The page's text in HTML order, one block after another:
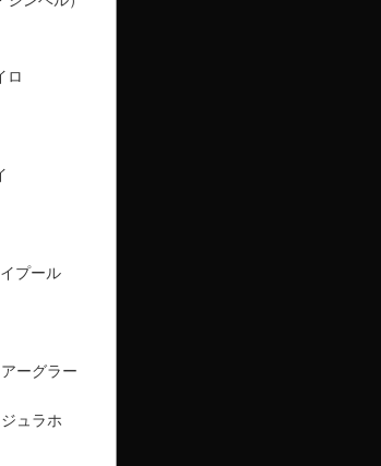
ロ
プール
ーグラー
ュラホ